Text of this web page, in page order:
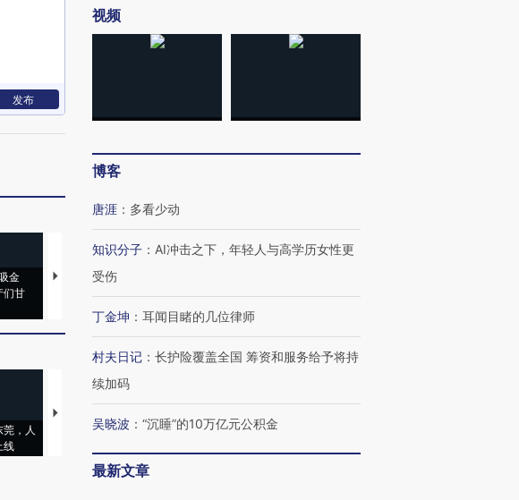
发布
金
们甘
马航飞行员跨国走私7万
粒摇头丸 尿检体内含3种
度Z世代 用街头抗争将教
育部长拱下台
机”？难民潮撕裂西班牙
莞，人
线
【推广】走进第四届链博
会，让数智科技“链”接产
【特别呈现】寻找100种
视频
博客
唐涯 ： 多看少动
知识分子 ： AI冲击之下，年轻人与高学历女性更
受伤
丁金坤 ： 耳闻目睹的几位律师
村夫日记 ： 长护险覆盖全国 筹资和服务给予将持
续加码
吴晓波 ： “沉睡”的10万亿元公积金
最新文章